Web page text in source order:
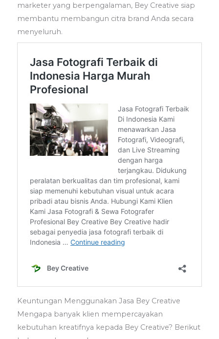
marketer yang berpengalaman, Bey Creative siap
membantu membangun citra brand Anda secara
menyeluruh.
Keuntungan Menggunakan Jasa Bey Creative
Mengapa banyak klien mempercayakan
kebutuhan kreatifnya kepada Bey Creative? Berikut